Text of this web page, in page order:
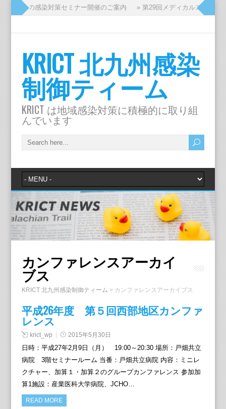
ための感染対策セミナー開催のご案内 » 第29回メディカルスタッフ
KRICT 北九州感染
制御ティーム
KRICT は地域感染対策に積極的に取り組
んでいます
カンファレンスアーカイ
ブス
KRICT 北九州感染制御ティーム > カンファレンスアーカイブス
平成26年度 第５回西部地区カンファ
レンス
krict_wp 2015年5月30日
日時：平成27年2月9日（月） 19:00～20:30 場所：戸畑共立
病院 3階セミナールーム 当番：戸畑共立病院 内容：ミニレ
クチャー、加算１・加算２のグループカンファレンス 参加加
算1施設：産業医科大学病院、JCHO…
READ MORE